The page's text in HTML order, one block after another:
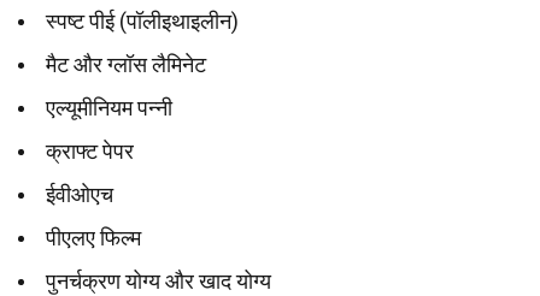
स्पष्ट पीई (पॉलीइथाइलीन)
मैट और ग्लॉस लैमिनेट
एल्यूमीनियम पन्नी
क्राफ्ट पेपर
ईवीओएच
पीएलए फिल्म
पुनर्चक्रण योग्य और खाद योग्य